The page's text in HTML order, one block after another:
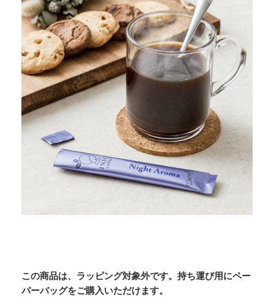
この商品は、ラッピング対象外です。持ち運び用にペー
パーバッグをご購入いただけます。